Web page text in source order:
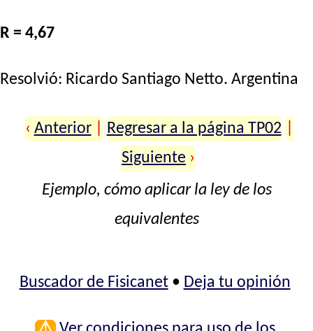
R = 4,67
Resolvió: Ricardo Santiago Netto. Argentina
‹ Anterior Regresar a la página TP02
Siguiente ›
Ejemplo, cómo aplicar la ley de los
equivalentes
Buscador de Fisicanet• Deja tu opinión